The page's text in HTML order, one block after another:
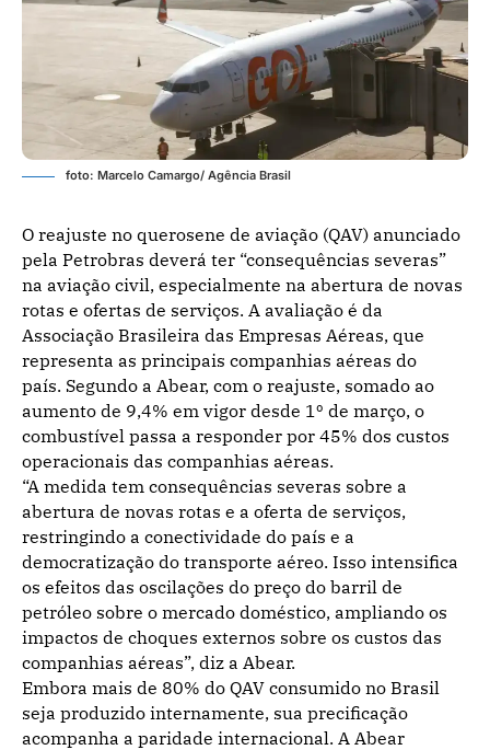
foto: Marcelo Camargo/ Agência Brasil
O reajuste no querosene de aviação (QAV) anunciado
pela Petrobras deverá ter “consequências severas”
na aviação civil, especialmente na abertura de novas
rotas e ofertas de serviços. A avaliação é da
Associação Brasileira das Empresas Aéreas, que
representa as principais companhias aéreas do
país. Segundo a Abear, com o reajuste, somado ao
aumento de 9,4% em vigor desde 1º de março, o
combustível passa a responder por 45% dos custos
operacionais das companhias aéreas.
“A medida tem consequências severas sobre a
abertura de novas rotas e a oferta de serviços,
restringindo a conectividade do país e a
democratização do transporte aéreo. Isso intensifica
os efeitos das oscilações do preço do barril de
petróleo sobre o mercado doméstico, ampliando os
impactos de choques externos sobre os custos das
companhias aéreas”, diz a Abear.
Embora mais de 80% do QAV consumido no Brasil
seja produzido internamente, sua precificação
acompanha a paridade internacional. A Abear